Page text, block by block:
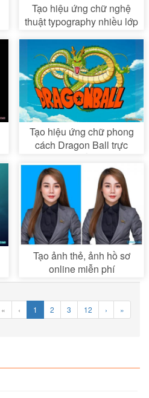
Tạo hiệu ứng chữ nghệ
thuật typography nhiều lớp
Tạo hiệu ứng chữ phong
cách Dragon Ball trực
Tạo ảnh thẻ, ảnh hồ sơ
online miễn phí
« ‹ 1 2 3 12 › »